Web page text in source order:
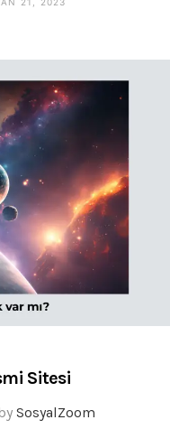
Sitesi
SosyalZoom